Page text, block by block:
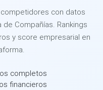
con datos
Compañías. Rankings
y score empresarial en
completos
financieros